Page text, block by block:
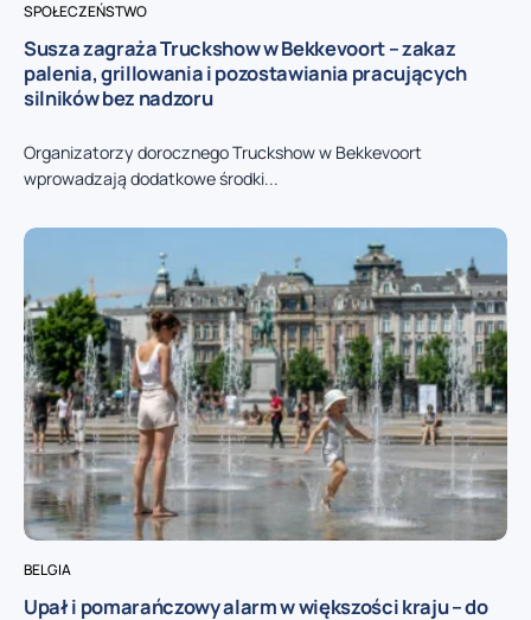
SPOŁECZEŃSTWO
Susza zagraża Truckshow w Bekkevoort – zakaz
palenia, grillowania i pozostawiania pracujących
silników bez nadzoru
Organizatorzy dorocznego Truckshow w Bekkevoort
wprowadzają dodatkowe środki...
BELGIA
Upał i pomarańczowy alarm w większości kraju – do